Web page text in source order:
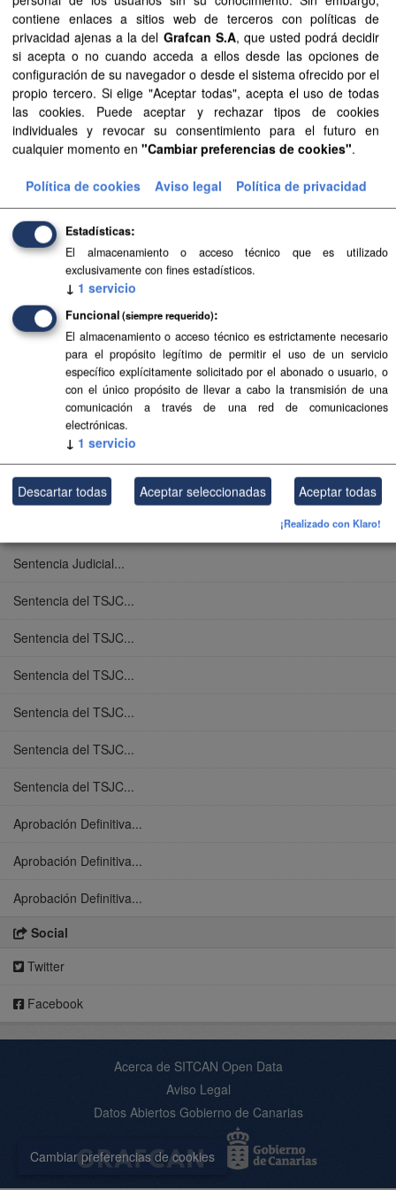
Cambiar preferencias de cookies
Recursos
Aprobación Definitiva...
Aprobación Definitiva...
Aprobación Definitiva...
Aprobación Definitiva...
Texto Refundido de...
Texto Refundido de...
Texto Refundido de...
Levantamiento de...
Documentos de...
Levantamiento de...
Sentencia Judicial...
Sentencia Judicial...
Sentencia del TSJC...
Sentencia del TSJC...
Sentencia del TSJC...
Sentencia del TSJC...
Sentencia del TSJC...
Sentencia del TSJC...
Aprobación Definitiva...
Aprobación Definitiva...
Aprobación Definitiva...
Social
Twitter
Facebook
Mostrar más
Acerca de SITCAN Open Data
Aviso Legal
Datos Abiertos Gobierno de Canarias
contiene enlaces a sitios web de terceros con políticas de
privacidad ajenas a la del Grafcan S.A, que usted podrá decidir
si acepta o no cuando acceda a ellos desde las opciones de
configuración de su navegador o desde el sistema ofrecido por el
propio tercero. Si elige "Aceptar todas", acepta el uso de todas
las cookies. Puede aceptar y rechazar tipos de cookies
individuales y revocar su consentimiento para el futuro en
cualquier momento en "Cambiar preferencias de cookies".
Política de cookies Aviso legal Política de privacidad
Estadísticas
El almacenamiento o acceso técnico que es utilizado
exclusivamente con fines estadísticos.
↓ 1 servicio
Funcional (siempre requerido)
El almacenamiento o acceso técnico es estrictamente necesario
para el propósito legítimo de permitir el uso de un servicio
específico explícitamente solicitado por el abonado o usuario, o
con el único propósito de llevar a cabo la transmisión de una
comunicación a través de una red de comunicaciones
electrónicas.
↓ 1 servicio
Descartar todas Aceptar seleccionadas Aceptar todas
¡Realizado con Klaro!